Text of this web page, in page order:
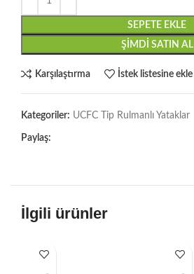
SEPETE EKLE
ŞIMDI SATIN AL
Karşılaştırma İstek listesine ekle
Kategoriler: UCFC Tip Rulmanlı Yataklar
Paylaş:
İlgili ürünler